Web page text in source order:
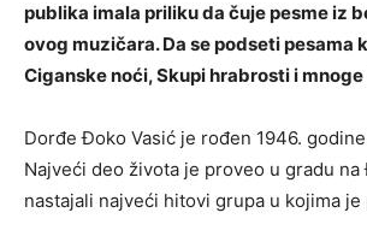
publika imala priliku da čuje pesme iz
ovog muzičara. Da se podseti pesama
Ciganske noći, Skupi hrabrosti i
Dorđe Đoko Vasić je rođen 1946.
Najveći deo života je proveo u gradu
nastajali najveći hitovi grupa u kojima je